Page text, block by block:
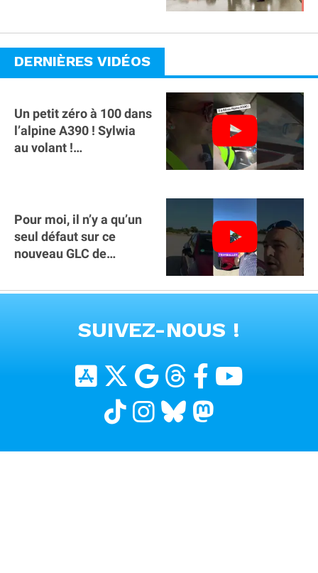
DERNIÈRES VIDÉOS
Un petit zéro à 100 dans
l’alpine A390 ￼! Sylwia
au volant !
Pour moi, il n’y a qu’un
seul défaut sur ce
nouveau GLC de
clé sur téléphone
SUIVEZ-NOUS !